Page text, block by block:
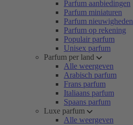
Parfum aanbiedingen
Parfum miniaturen
Parfum nieuwigheden
Parfum op rekening
Populair parfum
Unisex parfum
Parfum per land
Alle weergeven
Arabisch parfum
Frans parfum
Italiaans parfum
Spaans parfum
Luxe parfum
Alle weergeven